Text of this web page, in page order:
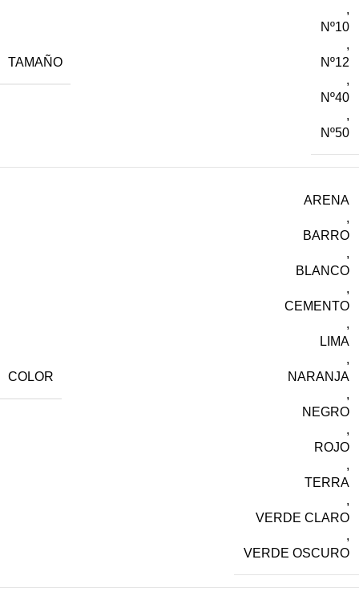
TAMAÑO
,
Nº10
,
Nº12
,
Nº40
,
Nº50
COLOR
ARENA
,
BARRO
,
BLANCO
,
CEMENTO
,
LIMA
,
NARANJA
,
NEGRO
,
ROJO
,
TERRA
,
VERDE CLARO
,
VERDE OSCURO